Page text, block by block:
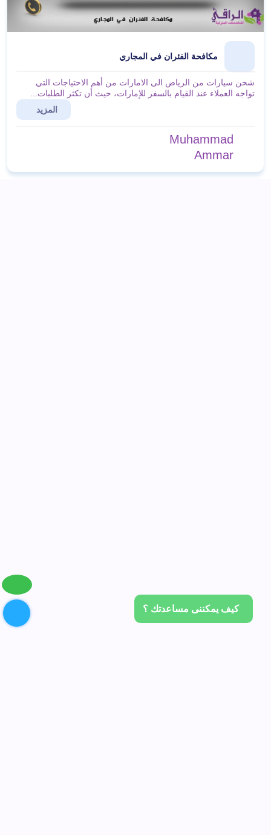
مكافحة الفئران في المجاري
شحن سيارات من الرياض الى الامارات من أهم الاحتياجات التي
تواجه العملاء عند القيام بالسفر للإمارات، حيث أن تكثر الطلبات...
المزيد
Muhammad
Ammar
كيف يمكننى مساعدتك ؟